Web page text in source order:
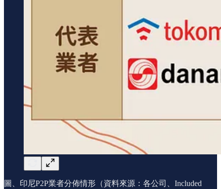
圖、印尼P2P業者分佈情形（資料來源：各公司、Included